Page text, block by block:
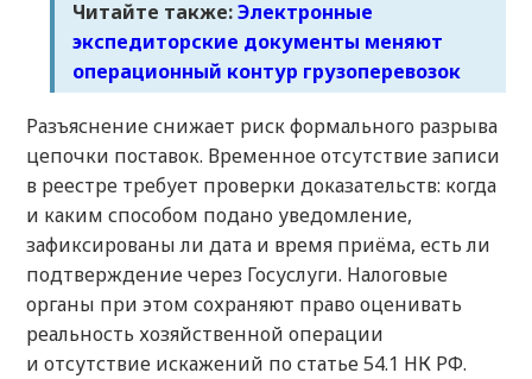
Читайте также:Электронные
экспедиторские документы меняют
операционный контур грузоперевозок
Разъяснение снижает риск формального разрыва
цепочки поставок. Временное отсутствие записи
в реестре требует проверки доказательств: когда
и каким способом подано уведомление,
зафиксированы ли дата и время приёма, есть ли
подтверждение через Госуслуги. Налоговые
органы при этом сохраняют право оценивать
реальность хозяйственной операции
и отсутствие искажений по статье 54.1 НК РФ.